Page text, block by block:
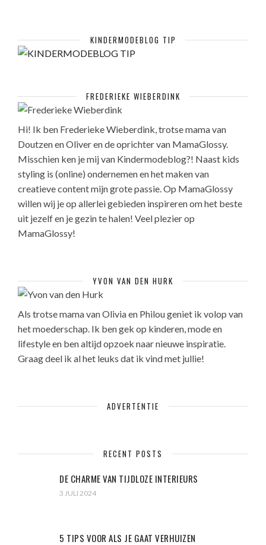
KINDERMODEBLOG TIP
FREDERIEKE WIEBERDINK
Hi! Ik ben Frederieke Wieberdink, trotse mama van
Doutzen en Oliver en de oprichter van MamaGlossy.
Misschien ken je mij van Kindermodeblog?! Naast kids
styling is (online) ondernemen en het maken van
creatieve content mijn grote passie. Op MamaGlossy
willen wij je op allerlei gebieden inspireren om het beste
uit jezelf en je gezin te halen! Veel plezier op
MamaGlossy!
YVON VAN DEN HURK
Als trotse mama van Olivia en Philou geniet ik volop van
het moederschap. Ik ben gek op kinderen, mode en
lifestyle en ben altijd opzoek naar nieuwe inspiratie.
Graag deel ik al het leuks dat ik vind met jullie!
ADVERTENTIE
RECENT POSTS
DE CHARME VAN TIJDLOZE INTERIEURS
3 JULI 2024
5 TIPS VOOR ALS JE GAAT VERHUIZEN